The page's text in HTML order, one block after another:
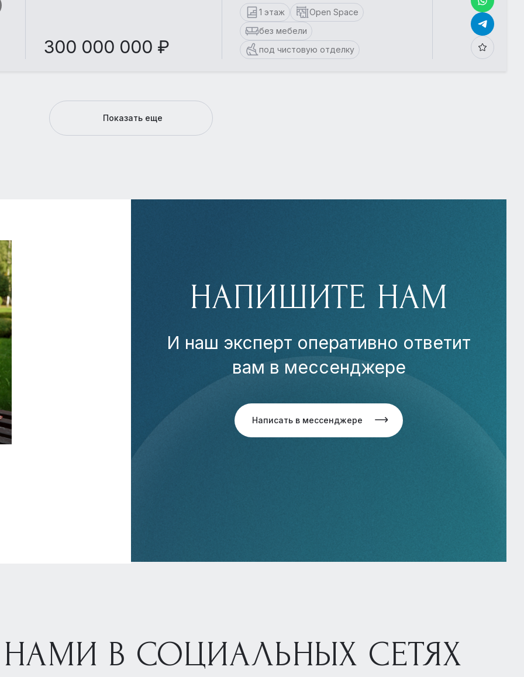
300 000 000 ₽
1 этаж
Open Space
без мебели
под чистовую отделку
Показать еще
НАПИШИТЕ НАМ
И наш эксперт оперативно ответит
вам в мессенджере
Написать в мессенджере
В СОЦИАЛЬНЫХ СЕТЯХ